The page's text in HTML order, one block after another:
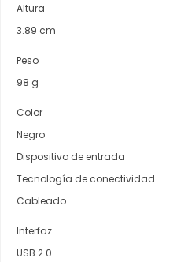
Altura
3.89 cm
Peso
98 g
Color
Negro
Dispositivo de entrada
Tecnología de conectividad
Cableado
Interfaz
USB 2.0